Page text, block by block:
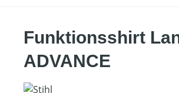
Funktionsshirt
ADVANCE